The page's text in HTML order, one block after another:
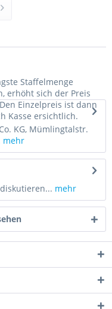
Staffelmenge
erhöht sich der Preis
Einzelpreis ist dann
Kasse ersichtlich.
KG, Mümlingtalstr.
mehr
mehr